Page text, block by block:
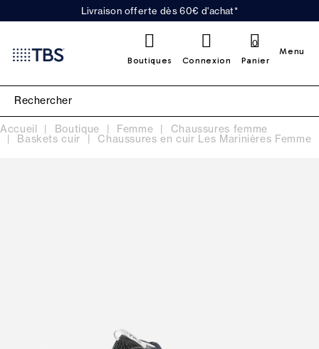
Livraison offerte dès 60€ d'achat*
Boutiques Connexion Panier
0
Menu
Accueil Boutique Femme Chaussures femme
Baskets cuir Chaussures en cuir Les Marinières Femme